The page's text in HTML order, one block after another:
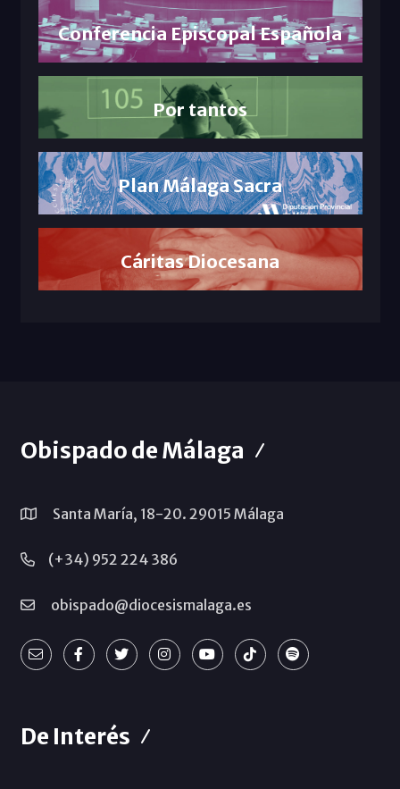
Conferencia Episcopal Española
Por tantos
Plan Málaga Sacra
Cáritas Diocesana
Obispado de Málaga
Santa María, 18-20. 29015 Málaga
(+34) 952 224 386
obispado@diocesismalaga.es
De Interés